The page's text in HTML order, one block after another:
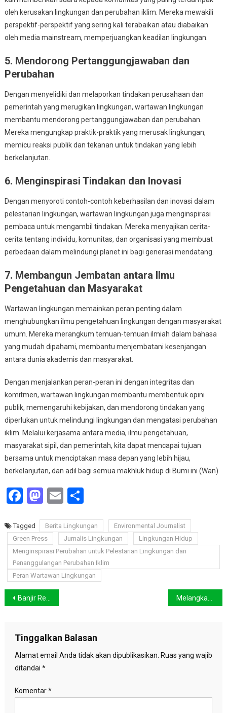
oleh kerusakan lingkungan dan perubahan iklim. Mereka mewakili
perspektif-perspektif yang sering kali terabaikan atau diabaikan
oleh media mainstream, memperjuangkan keadilan lingkungan.
5. Mendorong Pertanggungjawaban dan
Perubahan
Dengan menyelidiki dan melaporkan tindakan perusahaan dan
pemerintah yang merugikan lingkungan, wartawan lingkungan
membantu mendorong pertanggungjawaban dan perubahan.
Mereka mengungkap praktik-praktik yang merusak lingkungan,
memicu reaksi publik dan tekanan untuk tindakan yang lebih
berkelanjutan.
6. Menginspirasi Tindakan dan Inovasi
Dengan menyoroti contoh-contoh keberhasilan dan inovasi dalam
pelestarian lingkungan, wartawan lingkungan juga menginspirasi
pembaca untuk mengambil tindakan. Mereka menyajikan cerita-
cerita tentang individu, komunitas, dan organisasi yang membuat
perbedaan dalam melindungi planet ini bagi generasi mendatang.
7. Membangun Jembatan antara Ilmu
Pengetahuan dan Masyarakat
Wartawan lingkungan memainkan peran penting dalam
menghubungkan ilmu pengetahuan lingkungan dengan masyarakat
umum. Mereka merangkum temuan-temuan ilmiah dalam bahasa
yang mudah dipahami, membantu menjembatani kesenjangan
antara dunia akademis dan masyarakat.
Dengan menjalankan peran-peran ini dengan integritas dan
komitmen, wartawan lingkungan membantu membentuk opini
publik, memengaruhi kebijakan, dan mendorong tindakan yang
diperlukan untuk melindungi lingkungan dan mengatasi perubahan
iklim. Melalui kerjasama antara media, ilmu pengetahuan,
masyarakat sipil, dan pemerintah, kita dapat mencapai tujuan
bersama untuk menciptakan masa depan yang lebih hijau,
berkelanjutan, dan adil bagi semua makhluk hidup di Bumi ini (Wan)
Facebook
Mastodon
EmailShare
Tagged Berita Lingkungan
Environmental Journalist
Green Press
Jurnalis Lingkungan
Lingkungan Hidup
Menginspirasi Perubahan untuk Pelestarian Lingkungan dan
Penanggulangan Perubahan Iklim
Peran Wartawan Lingkungan
Navigasi
Banjir Rendam Tiga Distrik di Jayapura
Tinggalkan Balasan
Alamat email Anda tidak akan dipublikasikan. Ruas yang wajib
ditandai *
Komentar*